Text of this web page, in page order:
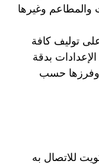
والمطاعم وغيرها
توليف كافة
بدقة
وفرزها حسب
للاتصال به